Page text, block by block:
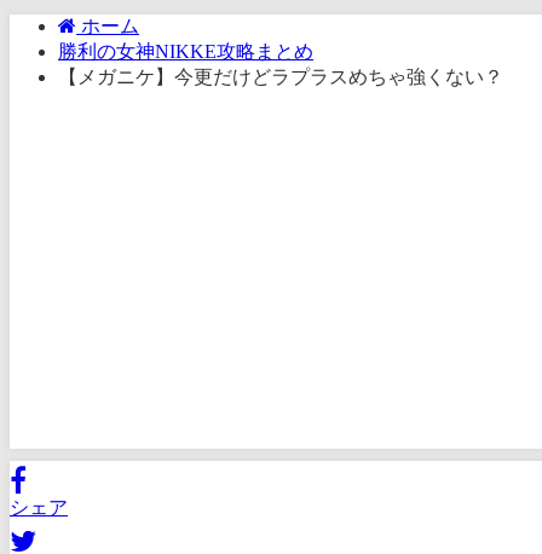
ホーム
勝利の女神NIKKE攻略まとめ
【メガニケ】今更だけどラプラスめちゃ強くない？
シェア